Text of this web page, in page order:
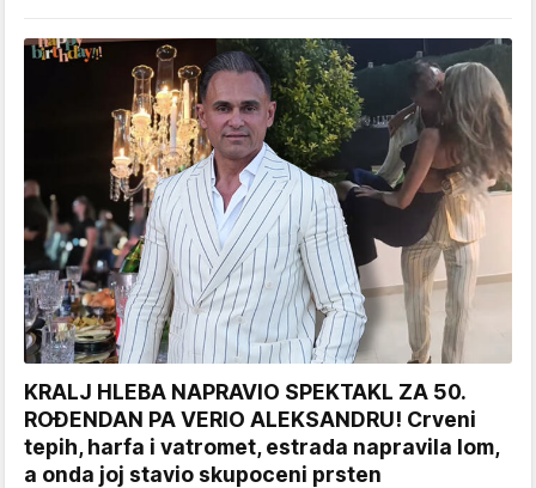
KRALJ HLEBA NAPRAVIO SPEKTAKL ZA 50.
ROĐENDAN PA VERIO ALEKSANDRU! Crveni
tepih, harfa i vatromet, estrada napravila lom,
a onda joj stavio skupoceni prsten